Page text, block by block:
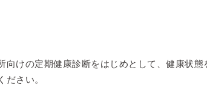
けの定期健康診断をはじめとして、健康状態
さい。